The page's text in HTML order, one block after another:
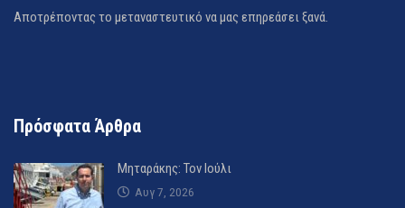
Αποτρέποντας το μεταναστευτικό να μας επηρεάσει ξανά.
Πρόσφατα Άρθρα
Μηταράκης: Τον Ιούλι
Αυγ 7, 2026